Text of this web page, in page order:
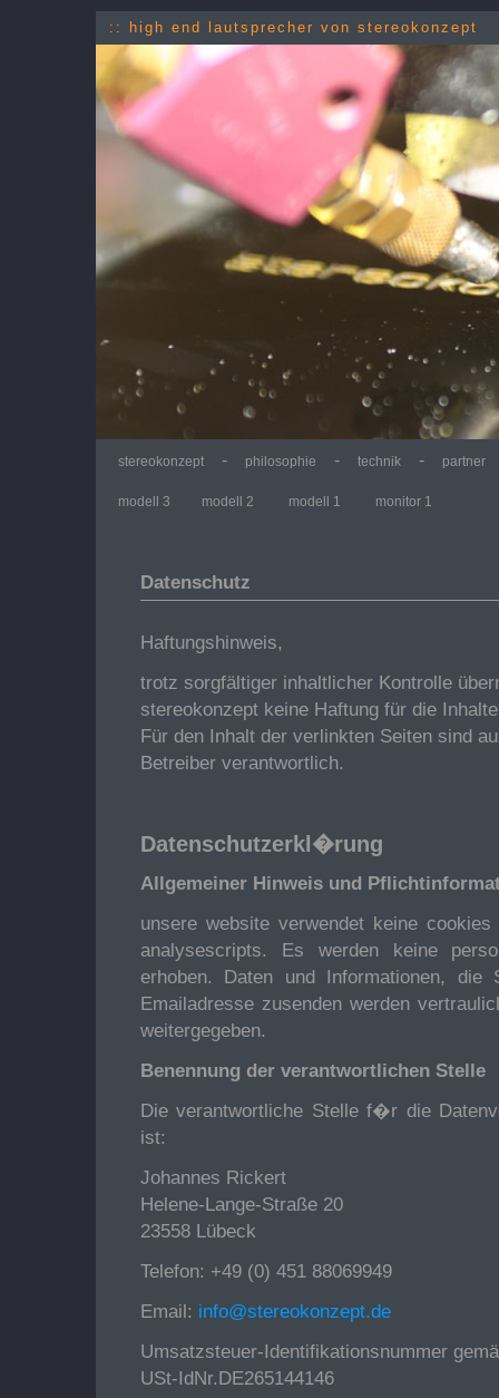
:: high end lautsprecher von stereokonzept
stereokonzept - philosophie - technik - partner
modell 3 modell 2 modell 1 monitor 1
Datenschutz
Haftungshinweis,
trotz sorgfältiger inhaltlicher Kontrolle
stereokonzept keine Haftung für die
Für den Inhalt der verlinkten Seiten sind
Betreiber verantwortlich.
Datenschutzerkl�rung
Allgemeiner Hinweis und
unsere website verwendet keine
analysescripts. Es werden keine
erhoben. Daten und Informationen,
Emailadresse zusenden werden
weitergegeben.
Benennung der verantwortlichen Stelle
Die verantwortliche Stelle f�r die
ist:
Johannes Rickert
Helene-Lange-Straße 20
23558 Lübeck
Telefon: +49 (0) 451 88069949
Email: info@stereokonzept.de
Umsatzsteuer-Identifikationsnummer
USt-IdNr.DE265144146